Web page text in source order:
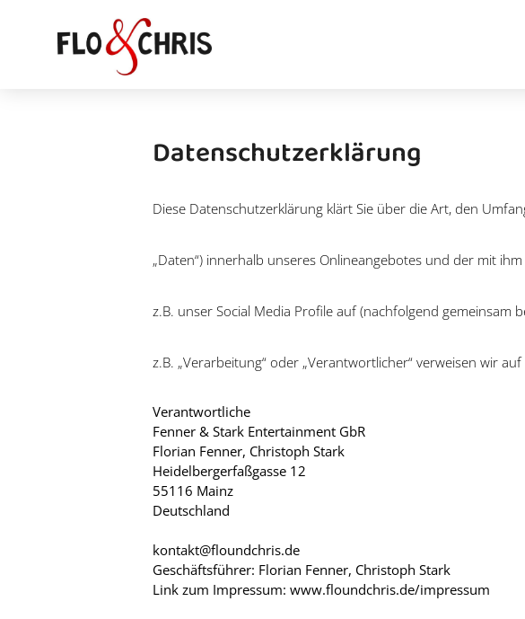
Datenschutzerklärung
Diese Datenschutzerklärung klärt Sie über die Art, den
„Daten“) innerhalb unseres Onlineangebotes und der mit
z.B. unser Social Media Profile auf (nachfolgend gemeinsam
z.B. „Verarbeitung“ oder „Verantwortlicher“ verweisen wir
Verantwortliche
Fenner & Stark Entertainment GbR
Florian Fenner, Christoph Stark
Heidelbergerfaßgasse 12
55116 Mainz
Deutschland
kontakt@floundchris.de
Geschäftsführer: Florian Fenner, Christoph Stark
Link zum Impressum: www.floundchris.de/impressum